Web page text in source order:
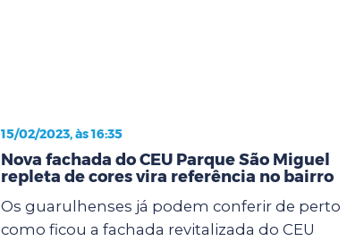
15/02/2023, às 16:35
Nova fachada do CEU Parque São Miguel
repleta de cores vira referência no bairro
Os guarulhenses já podem conferir de perto
como ficou a fachada revitalizada do CEU